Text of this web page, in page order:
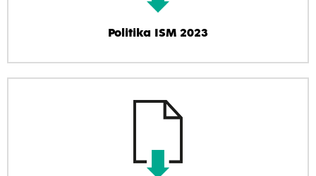
Politika ISM 2023